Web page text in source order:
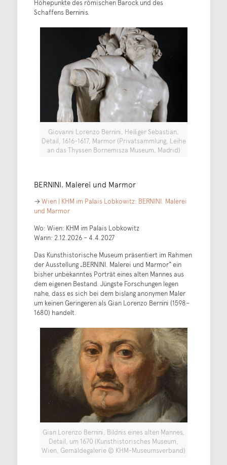
Höhepunkte des römischen Barock und des
Schaffens Berninis.
Giovanni Lorenzo Bernini, Heiliger Sebastian,
Detail, 1616-1617, Marmor (Privatsammlung, Leihe
an das Thyssen Bornemisza Museum, Madrid)
BERNINI. Malerei und Marmor
→ Wien | KHM im Palais Lobkowitz: BERNINI. Malerei
und Marmor
Wo: Wien: KHM im Palais Lobkowitz
Wann: 2.12.2026 – 4.4.2027
Das Kunsthistorische Museum präsentiert im Rahmen
der Ausstellung „BERNINI. Malerei und Marmor“ ein
bisher unbekanntes Porträt eines alten Mannes aus
dem eigenen Bestand. Jüngste Forschungen legen
nahe, dass es sich bei dem bislang anonymen Maler
um keinen Geringeren als Gian Lorenzo Bernini (1598–
1680) handelt.
Gian Lorenzo Bernini, Bildnis eines alten Mannes,
Detail, um 1670 (Kunsthistorisches Museum,
Wien, Gemäldegalerie © KHM-Museumsverband)